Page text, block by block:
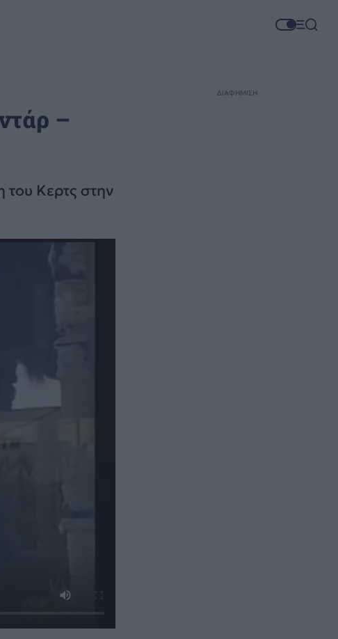
–
Κερτς στην
ΔΙΑΦΗΜΙΣΗ